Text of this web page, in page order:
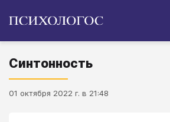
Синтонность
01 октября 2022 г. в 21:48